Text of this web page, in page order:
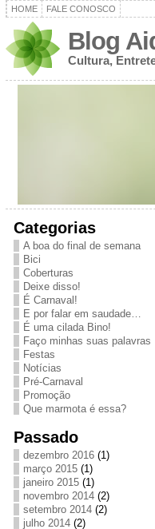
HOME FALE CONOSCO
Blog
Cultura,
Categorias
A boa do final de semana
Bici
Coberturas
Deixe disso!
É Carnaval!
E por falar em saudade…
É uma cilada Bino!
Faço minhas suas palavras
Festas
Notícias
Pré-Carnaval
Promoção
Que marmota é essa?
Passado
dezembro 2016(1)
março 2015(1)
janeiro 2015(1)
novembro 2014(2)
setembro 2014(2)
julho 2014(2)